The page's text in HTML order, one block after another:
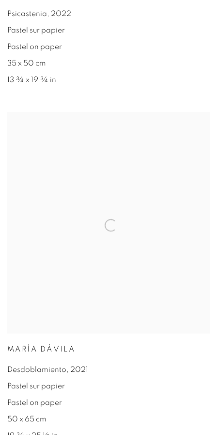
Psicastenia, 2022
Pastel sur papier
Pastel on paper
35 x 50 cm
13 ¾ x 19 ¾ in
MARÍA DÁVILA
Desdoblamiento, 2021
Pastel sur papier
Pastel on paper
50 x 65 cm